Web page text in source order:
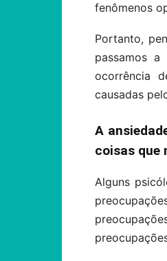
fenômenos
Portanto,
passamos
ocorrência
causadas
A
coisas que
Alguns